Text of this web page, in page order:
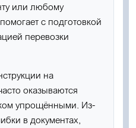
или любому
с подготовкой
перевозки
на
оказываются
упрощёнными. Из-
в документах,